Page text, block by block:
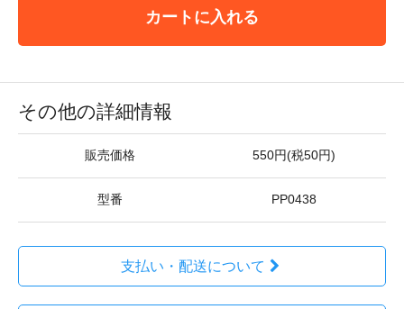
カートに入れる
その他の詳細情報
販売価格 550円(税50円)
型番 PP0438
支払い・配送について